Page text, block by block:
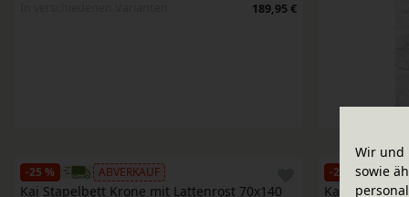
189,95 €
-25 % ABVERKAUF
Kai Stapelbett Krone mit Lattenrost 70x140
-25 %
Kai
Wir und
sowie